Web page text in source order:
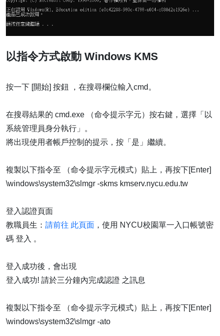
以指令方式啟動 Windows KMS
按一下 [開始] 按鈕 ，在搜尋欄位輸入cmd。
在搜尋結果的 cmd.exe （命令提示字元）按右鍵，選擇「以
系統管理員身分執行」。
將出現使用者帳戶控制的提示，按「是」繼續。
複製以下指令至 （命令提示字元模式）貼上，再按下[Enter]
\windows\system32\slmgr -skms kmserv.nycu.edu.tw
登入認證頁面
教職員生： 請前往 此頁面 ，使用 NYCU校園單一入口帳號密
碼 登入 。
登入成功後，會出現
登入成功! 請於三分鐘內完成認證 之訊息
複製以下指令至 （命令提示字元模式）貼上，再按下[Enter]
\windows\system32\slmgr -ato